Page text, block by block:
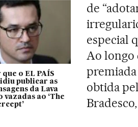
o EL PAÍS
publicar as
da Lava
vazadas ao ‘The
de
especial
Ao longo
obtida